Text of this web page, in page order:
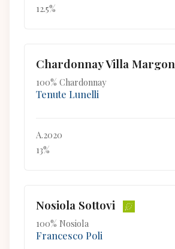
12.5%
Chardonnay Villa Margon
100% Chardonnay
Tenute Lunelli
A.2020
13%
Nosiola Sottovi
100% Nosiola
Francesco Poli